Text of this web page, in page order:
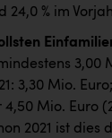
24,0 % im
3,00
3,30 Mio.
Mio. Euro
2021 ist dies